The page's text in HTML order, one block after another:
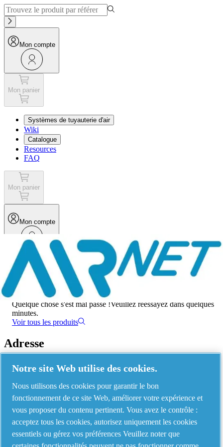
Mon compte
Mon panier
Systèmes de tuyauterie d'air
Wiki
Catalogue
Resources
FAQ
Mon panier
Mon compte
Menu
Une erreur s'est produite
Quelque chose s'est mal passé !Veuillez réessayez dans quelques
minutes.
Voir tous les produits
Adresse
AIRnet - C.Aria.C
Via Selva Maiolo, 5/7 - 36075, Montecchio Maggiore, Vicenza Italy
Contact us
Notre site Web utilise des cookies.
Nous utilisons des cookies pour garantir le bon
fonctionnement de ce site Web, améliorer votre expérience et
vous proposer du contenu pertinent. Vous avez le contrôle :
acceptez tous les cookies, autorisez uniquement les cookies
essentiels ou gérez vos préférences Veuillez noter que